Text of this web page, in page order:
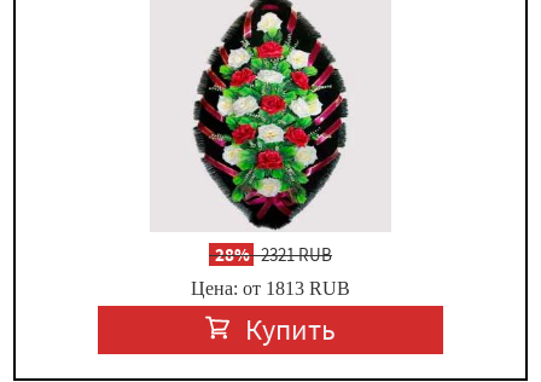
-28%2321 RUB
Цена: от 1813 RUB
Купить